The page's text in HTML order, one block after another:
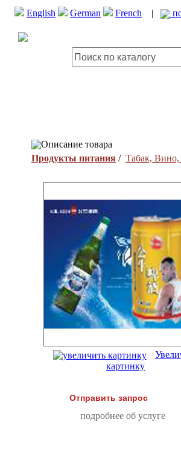
English German French |
Описание товара
Продукты питания / Табак,
картинку
Отправить запрос
подробнее об услуге